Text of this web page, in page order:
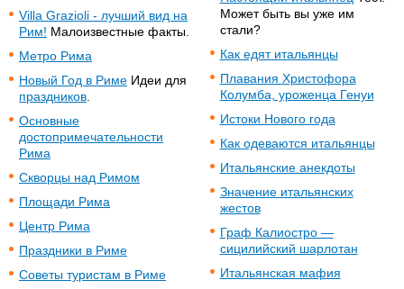
Villa Grazioli - лучший вид на
Рим! Малоизвестные факты.
Метро Рима
Новый Год в Риме Идеи для
праздников
Основные
достопримечательности
Рима
Скворцы над Римом
Площади Рима
Центр Рима
Праздники в Риме
Советы туристам в Риме
Может быть вы уже им
стали?
Как едят итальянцы
Плавания Христофора
Колумба, уроженца Генуи
Истоки Нового года
Как одеваются итальянцы
Итальянские анекдоты
Значение итальянских
жестов
Граф Калиостро —
сицилийский шарлотан
Итальянская мафия